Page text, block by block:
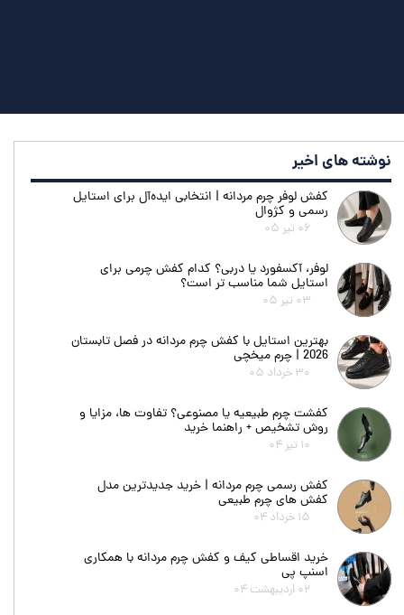
نوشته های اخیر
کفش لوفر چرم مردانه | انتخابی ایده‌آل برای استایل
رسمی و کژوال
۰۶ تیر ۰۵
لوفر، آکسفورد یا دربی؟ کدام کفش چرمی برای
استایل شما مناسب تر است؟
۰۳ تیر ۰۵
بهترین استایل با کفش چرم مردانه در فصل تابستان
2026 | چرم میخچی
۳۰ خرداد ۰۵
کفشت چرم طبیعیه یا مصنوعی؟ تفاوت ها، مزایا و
روش تشخیص + راهنما خرید
۱۰ تیر ۰۴
کفش رسمی چرم مردانه | خرید جدیدترین مدل
کفش های چرم طبیعی
۱۵ خرداد ۰۴
خرید اقساطی کیف و کفش چرم مردانه با همکاری
اسنپ پی
۰۲ اردیبهشت ۰۴